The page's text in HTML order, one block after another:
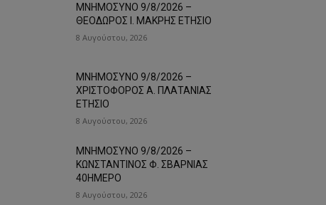
ΜΝΗΜΟΣΥΝΟ 9/8/2026 –
ΘΕΟΔΩΡΟΣ Ι. ΜΑΚΡΗΣ ΕΤΗΣΙΟ
8 Αυγούστου, 2026
ΜΝΗΜΟΣΥΝΟ 9/8/2026 –
ΧΡΙΣΤΟΦΟΡΟΣ Α. ΠΛΑΤΑΝΙΑΣ
ΕΤΗΣΙΟ
8 Αυγούστου, 2026
ΜΝΗΜΟΣΥΝΟ 9/8/2026 –
ΚΩΝΣΤΑΝΤΙΝΟΣ Φ. ΣΒΑΡΝΙΑΣ
40ΗΜΕΡΟ
8 Αυγούστου, 2026